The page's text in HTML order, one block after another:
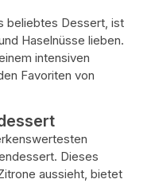
beliebtes Dessert, ist
Haselnüsse lieben.
intensiven
Favoriten von
Dieses
aussieht, bietet